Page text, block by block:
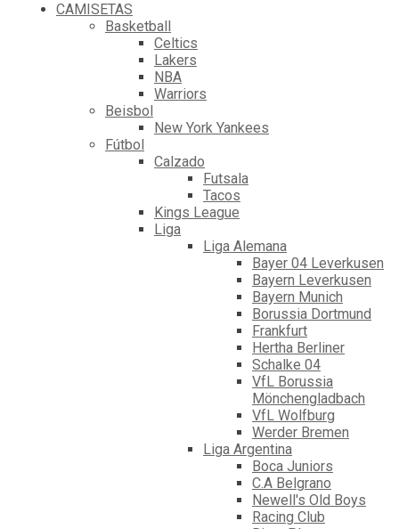
CAMISETAS
Basketball
Celtics
Lakers
NBA
Warriors
Beisbol
New York Yankees
Fútbol
Calzado
Futsala
Tacos
Kings League
Liga
Liga Alemana
Bayer 04 Leverkusen
Bayern Leverkusen
Bayern Munich
Borussia Dortmund
Frankfurt
Hertha Berliner
Schalke 04
VfL Borussia
Mönchengladbach
VfL Wolfburg
Werder Bremen
Liga Argentina
Boca Juniors
C.A Belgrano
Newell's Old Boys
Racing Club